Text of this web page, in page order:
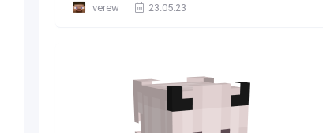
verew 23.05.23